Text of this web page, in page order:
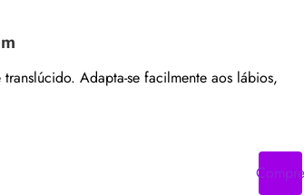
Adapta-se facilmente aos lábios,
Compre